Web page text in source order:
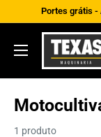
conteúdo
Portes grátis -
Texas
Maquinaria
1 produto